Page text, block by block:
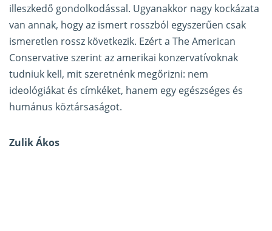
illeszkedő gondolkodással. Ugyanakkor nagy kockázata
van annak, hogy az ismert rosszból egyszerűen csak
ismeretlen rossz következik. Ezért a The American
Conservative szerint az amerikai konzervatívoknak
tudniuk kell, mit szeretnénk megőrizni: nem
ideológiákat és címkéket, hanem egy egészséges és
humánus köztársaságot.
Zulik Ákos